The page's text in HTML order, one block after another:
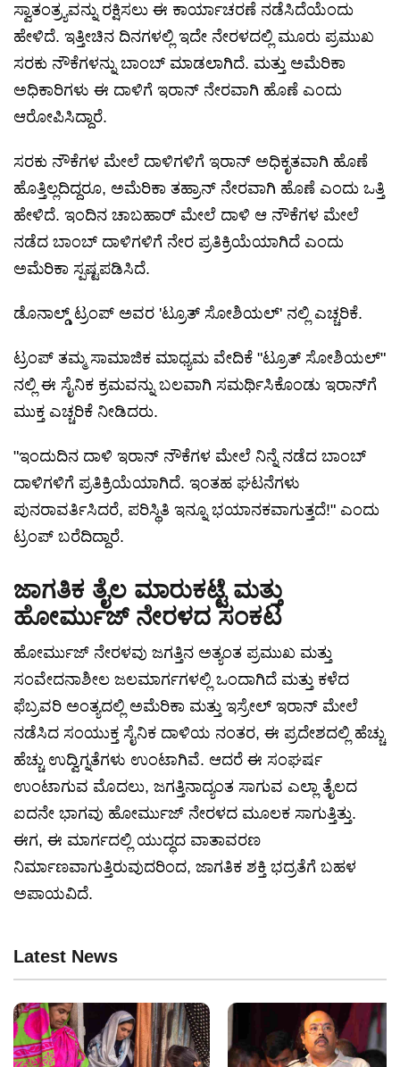
ಸ್ವಾತಂತ್ರ್ಯವನ್ನು ರಕ್ಷಿಸಲು ಈ ಕಾರ್ಯಾಚರಣೆ ನಡೆಸಿದೆಯೆಂದು
ಹೇಳಿದೆ. ಇತ್ತೀಚಿನ ದಿನಗಳಲ್ಲಿ ಇದೇ ನೇರಳದಲ್ಲಿ ಮೂರು ಪ್ರಮುಖ
ಸರಕು ನೌಕೆಗಳನ್ನು ಬಾಂಬ್ ಮಾಡಲಾಗಿದೆ. ಮತ್ತು ಅಮೆರಿಕಾ
ಅಧಿಕಾರಿಗಳು ಈ ದಾಳಿಗೆ ಇರಾನ್ ನೇರವಾಗಿ ಹೊಣೆ ಎಂದು
ಆರೋಪಿಸಿದ್ದಾರೆ.
ಸರಕು ನೌಕೆಗಳ ಮೇಲೆ ದಾಳಿಗಳಿಗೆ ಇರಾನ್ ಅಧಿಕೃತವಾಗಿ ಹೊಣೆ
ಹೊತ್ತಿಲ್ಲದಿದ್ದರೂ, ಅಮೆರಿಕಾ ತಹ್ರಾನ್ ನೇರವಾಗಿ ಹೊಣೆ ಎಂದು ಒತ್ತಿ
ಹೇಳಿದೆ. ಇಂದಿನ ಚಾಬಹಾರ್ ಮೇಲೆ ದಾಳಿ ಆ ನೌಕೆಗಳ ಮೇಲೆ
ನಡೆದ ಬಾಂಬ್ ದಾಳಿಗಳಿಗೆ ನೇರ ಪ್ರತಿಕ್ರಿಯೆಯಾಗಿದೆ ಎಂದು
ಅಮೆರಿಕಾ ಸ್ಪಷ್ಟಪಡಿಸಿದೆ.
ಡೊನಾಲ್ಡ್ ಟ್ರಂಪ್ ಅವರ 'ಟ್ರೂತ್ ಸೋಶಿಯಲ್' ನಲ್ಲಿ ಎಚ್ಚರಿಕೆ.
ಟ್ರಂಪ್ ತಮ್ಮ ಸಾಮಾಜಿಕ ಮಾಧ್ಯಮ ವೇದಿಕೆ "ಟ್ರೂತ್ ಸೋಶಿಯಲ್"
ನಲ್ಲಿ ಈ ಸೈನಿಕ ಕ್ರಮವನ್ನು ಬಲವಾಗಿ ಸಮರ್ಥಿಸಿಕೊಂಡು ಇರಾನ್‌ಗೆ
ಮುಕ್ತ ಎಚ್ಚರಿಕೆ ನೀಡಿದರು.
"ಇಂದುದಿನ ದಾಳಿ ಇರಾನ್ ನೌಕೆಗಳ ಮೇಲೆ ನಿನ್ನೆ ನಡೆದ ಬಾಂಬ್
ದಾಳಿಗಳಿಗೆ ಪ್ರತಿಕ್ರಿಯೆಯಾಗಿದೆ. ಇಂತಹ ಘಟನೆಗಳು
ಪುನರಾವರ್ತಿಸಿದರೆ, ಪರಿಸ್ಥಿತಿ ಇನ್ನೂ ಭಯಾನಕವಾಗುತ್ತದೆ!" ಎಂದು
ಟ್ರಂಪ್ ಬರೆದಿದ್ದಾರೆ.
ಜಾಗತಿಕ ತೈಲ ಮಾರುಕಟ್ಟೆ ಮತ್ತು
ಹೋರ್ಮುಜ್ ನೇರಳದ ಸಂಕಟ
ಹೋರ್ಮುಜ್ ನೇರಳವು ಜಗತ್ತಿನ ಅತ್ಯಂತ ಪ್ರಮುಖ ಮತ್ತು
ಸಂವೇದನಾಶೀಲ ಜಲಮಾರ್ಗಗಳಲ್ಲಿ ಒಂದಾಗಿದೆ ಮತ್ತು ಕಳೆದ
ಫೆಬ್ರವರಿ ಅಂತ್ಯದಲ್ಲಿ ಅಮೆರಿಕಾ ಮತ್ತು ಇಸ್ರೇಲ್ ಇರಾನ್ ಮೇಲೆ
ನಡೆಸಿದ ಸಂಯುಕ್ತ ಸೈನಿಕ ದಾಳಿಯ ನಂತರ, ಈ ಪ್ರದೇಶದಲ್ಲಿ ಹೆಚ್ಚು
ಹೆಚ್ಚು ಉದ್ವಿಗ್ನತೆಗಳು ಉಂಟಾಗಿವೆ. ಆದರೆ ಈ ಸಂಘರ್ಷ
ಉಂಟಾಗುವ ಮೊದಲು, ಜಗತ್ತಿನಾದ್ಯಂತ ಸಾಗುವ ಎಲ್ಲಾ ತೈಲದ
ಐದನೇ ಭಾಗವು ಹೋರ್ಮುಜ್ ನೇರಳದ ಮೂಲಕ ಸಾಗುತ್ತಿತ್ತು.
ಈಗ, ಈ ಮಾರ್ಗದಲ್ಲಿ ಯುದ್ಧದ ವಾತಾವರಣ
ನಿರ್ಮಾಣವಾಗುತ್ತಿರುವುದರಿಂದ, ಜಾಗತಿಕ ಶಕ್ತಿ ಭದ್ರತೆಗೆ ಬಹಳ
ಅಪಾಯವಿದೆ.
Latest News